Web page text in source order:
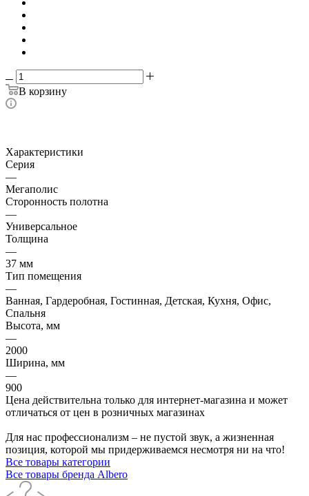
В корзину
Характеристики
Серия
—
Мегаполис
Сторонность полотна
—
Универсальное
Толщина
—
37 мм
Тип помещения
—
Ванная, Гардеробная, Гостинная, Детская, Кухня, Офис,
Спальня
Высота, мм
—
2000
Ширина, мм
—
900
Цена действительна только для интернет-магазина и может
отличаться от цен в розничных магазинах
Для нас профессионализм – не пустой звук, а жизненная
позиция, которой мы придерживаемся несмотря ни на что!
Все товары категории
Все товары бренда Albero